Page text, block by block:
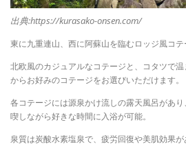
出典:https://kurasako-onsen.com/
東に九重連山、西に阿蘇山を臨むロッジ風コテ
北欧風のカジュアルなコテージと、コタツで
からお好みのコテージをお選びいただけます。
各コテージには源泉かけ流しの露天風呂があ
喫しながら好きな時間に入浴が可能。
泉質は炭酸水素塩泉で、疲労回復や美肌効果が